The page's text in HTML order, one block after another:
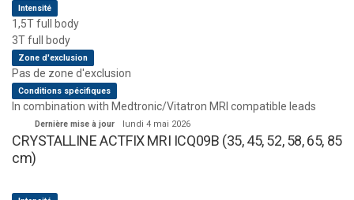
Intensité
1,5T full body
3T full body
Zone d'exclusion
Pas de zone d'exclusion
Conditions spécifiques
In combination with Medtronic/Vitatron MRI compatible leads
Dernière mise à jour lundi 4 mai 2026
CRYSTALLINE ACTFIX MRI ICQ09B (35, 45, 52, 58, 65, 85
cm)